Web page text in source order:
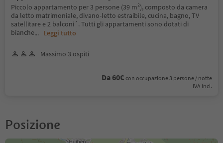
Piccolo appartamento per 3 persone (39 m²), composto da camera
da letto matrimoniale, divano-letto estraibile, cucina, bagno, TV
satellitare e 2 balconi´. Tutti gli appartamenti sono dotati di
bianche... Leggi tutto
Massimo 3 ospiti
Da 60€ con occupazione 3 persone / notte
IVA incl.
Posizione